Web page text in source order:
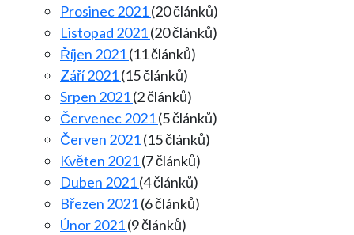
Prosinec 2021(20 článků)
Listopad 2021(20 článků)
Říjen 2021(11 článků)
Září 2021(15 článků)
Srpen 2021(2 článků)
Červenec 2021(5 článků)
Červen 2021(15 článků)
Květen 2021(7 článků)
Duben 2021(4 článků)
Březen 2021(6 článků)
Únor 2021(9 článků)